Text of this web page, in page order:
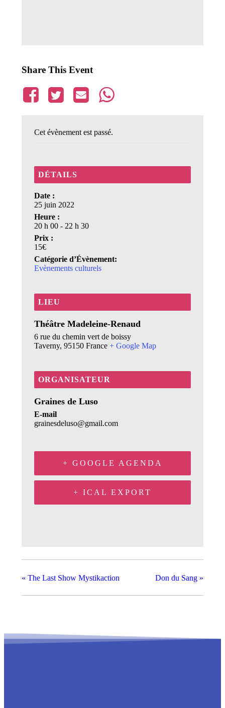
Share This Event
Cet évènement est passé.
DÉTAILS
Date :
25 juin 2022
Heure :
20 h 00 - 22 h 30
Prix :
15€
Catégorie d’Évènement:
Evènements culturels
LIEU
Théâtre Madeleine-Renaud
6 rue du chemin vert de boissy
Taverny, 95150 France + Google Map
ORGANISATEUR
Graines de Luso
E-mail
grainesdeluso@gmail.com
+ GOOGLE AGENDA
+ ICAL EXPORT
« The Last Show Mystikaction Don du Sang »